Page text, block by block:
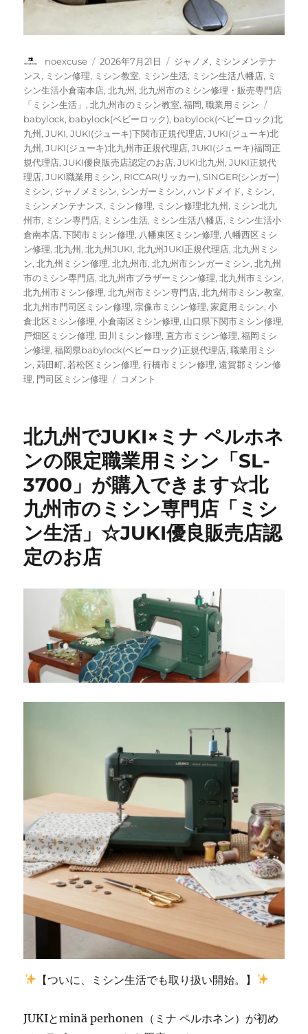
投
稿
者
noexcuse
投
稿
日:
2026年7月21日
カ
テ
ゴ
リ
ー
ジャノメ, ミシンメンテナ
ンス, ミシン修理, ミシン教室, ミシン生活, ミシン生活八幡店, ミ
シン生活小倉南本店,北九州,北九州市のミシン修理・販売専門店
「ミシン生活」,北九州市のミシン教室,福岡,職業用ミシン
グ
babylock, babylock(ベビーロック), babylock(ベビーロック)北
九州,JUKI,JUKI(ジューキ)下関市正規代理店,JUKI(ジューキ)北
九州,JUKI(ジューキ)北九州市正規代理店,JUKI(ジューキ)福岡正
規代理店,JUKI優良販売店認定のお店,JUKI北九州,JUKI正規代
理店,JUKI職業用ミシン, RICCAR(リッカー),SINGER(シンガー)
ミシン, ジャノメミシン, シンガーミシン,ハンドメイド, ミシン,
ミシンメンテナンス, ミシン修理, ミシン修理北九州, ミシン北九
州市, ミシン専門店, ミシン生活, ミシン生活八幡店, ミシン生活小
倉南本店,下関市ミシン修理, 八幡東区ミシン修理, 八幡西区ミシ
ン修理,北九州,北九州JUKI,北九州JUKI正規代理店,北九州ミシ
ン,北九州ミシン修理,北九州市,北九州市シンガーミシン,北九州
市のミシン専門店,北九州市ブラザーミシン修理,北九州市ミシン,
北九州市ミシン修理,北九州市ミシン専門店,北九州市ミシン教室,
北九州市門司区ミシン修理,宗像市ミシン修理,家庭用ミシン,小
倉北区ミシン修理,小倉南区ミシン修理, 山口県下関市ミシン修理,
戸畑区ミシン修理, 田川ミシン修理, 直方市ミシン修理,福岡ミシ
ン修理,福岡県babylock(ベビーロック)正規代理店,職業用ミシ
ン,苅田町,若松区ミシン修理,行橋市ミシン修理,遠賀郡ミシン修
理, 門司区ミシン修理
【ジ
811
型
修
理】
昭
和
ト
メ
ン
テ
ナ
ン
郡
香
春
町
の
お
客
様
の
ご
北
市
ミ
コメント
北九州でJUKI×ミナ ペルホネ
ンの限定職業用ミシン「SL-
3700」が購入できます☆北
九州市のミシン専門店「ミシ
ン生活」☆JUKI優良販売店認
定のお店
【ついに、ミシン生活でも取り扱い開始。】
JUKIとminä perhonen（ミナ ペルホネン）が初め